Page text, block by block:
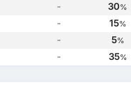
- 30%
- 15%
- 5%
- 35%